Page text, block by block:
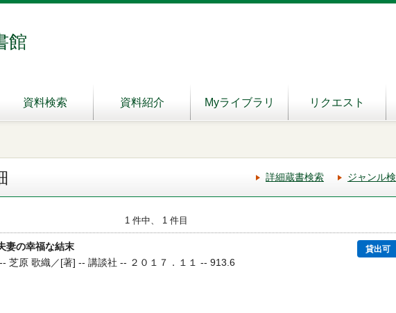
館
資料検索 資料紹介 Myライブラリ リクエスト
詳細蔵書検索 ジャンル
1 件中、 1 件目
妻の幸福な結末 貸出可
芝原 歌織／[著] -- 講談社 -- ２０１７．１１ -- 913.6